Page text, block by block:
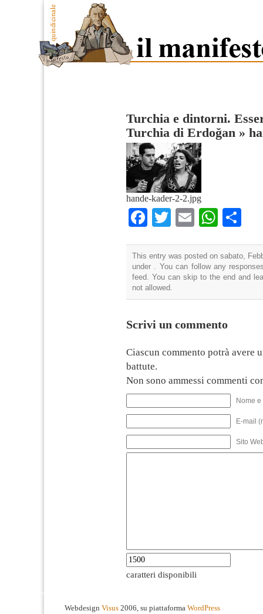
Turchia e dintorni.
Turchia di Erdoğan »
hande-kader-2-2.jpg
Facebook
TwitterEmail
This entry was posted on sabato,
under . You can follow any
feed. You can skip to the end and
not allowed.
Scrivi un commento
Ciascun commento potrà avere
battute.
Non sono ammessi commenti
Nome
E-mail
Sito
caratteri disponibili
Webdesign Visus 2006, su piattaforma WordPress